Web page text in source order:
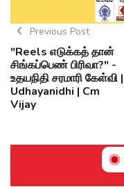
Previous Post
"Reels எடுக்கத் தான்
சிங்கப்பெண் பிரிவா?" -
உதயநிதி சரமாரி கேள்வி |
Udhayanidhi | Cm
Vijay